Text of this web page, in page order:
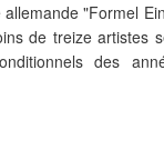
allemande "Formel
de treize artistes
des